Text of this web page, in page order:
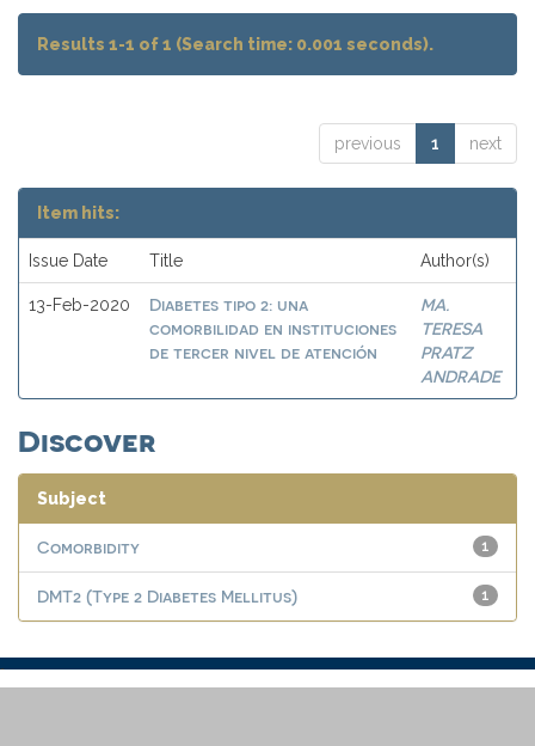
Results 1-1 of 1 (Search time: 0.001 seconds).
previous 1 next
Item hits:
Issue Date Title Author(s)
13-Feb-2020
Diabetes tipo 2: una
comorbilidad en instituciones
de tercer nivel de atención
MA.
TERESA
PRATZ
ANDRADE
Discover
Subject
1
Comorbidity
1
DMT2 (Type 2 Diabetes Mellitus)